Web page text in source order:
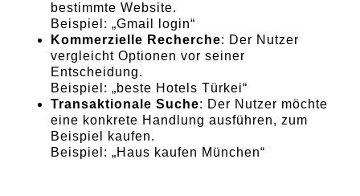
bestimmte Website.
Beispiel: „Gmail login“
Kommerzielle Recherche: Der Nutzer
vergleicht Optionen vor seiner
Entscheidung.
Beispiel: „beste Hotels Türkei“
Transaktionale Suche: Der Nutzer möchte
eine konkrete Handlung ausführen, zum
Beispiel kaufen.
Beispiel: „Haus kaufen München“